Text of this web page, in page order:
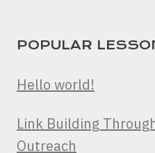
POPULAR
Hello world!
Link Building
Outreach